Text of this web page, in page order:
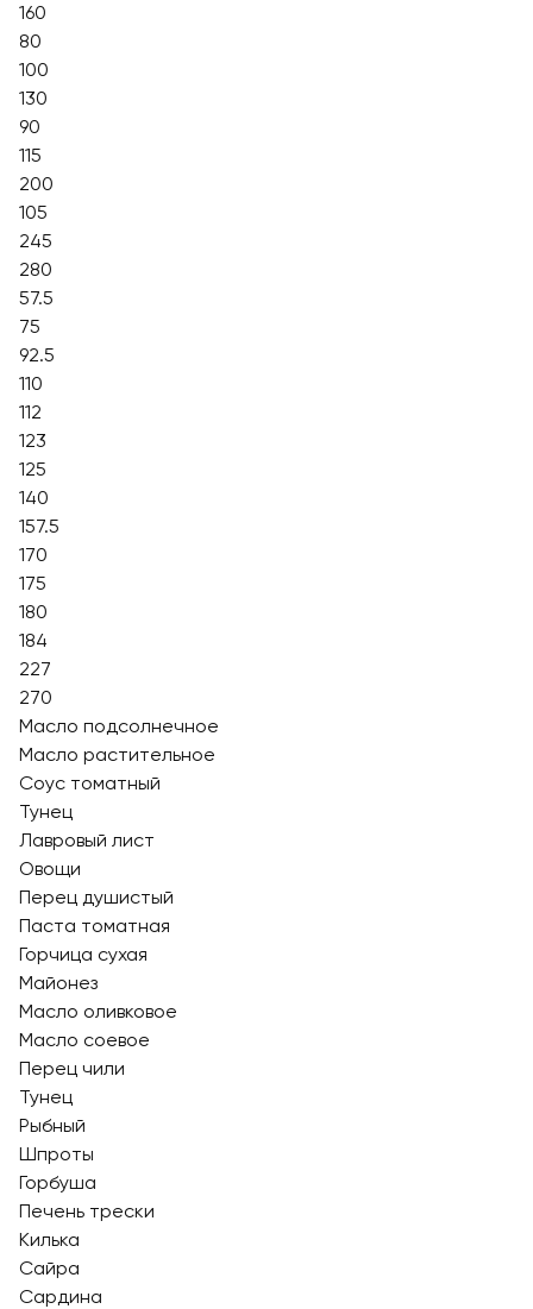
160
80
100
130
90
115
200
105
245
280
57.5
75
92.5
110
112
123
125
140
157.5
170
175
180
184
227
270
Масло подсолнечное
Масло растительное
Соус томатный
Тунец
Лавровый лист
Овощи
Перец душистый
Паста томатная
Горчица сухая
Майонез
Масло оливковое
Масло соевое
Перец чили
Тунец
Рыбный
Шпроты
Горбуша
Печень трески
Килька
Сайра
Сардина